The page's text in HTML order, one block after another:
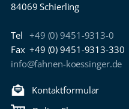
84069 Schierling
Tel +49 (0) 9451-9313-0
Fax +49 (0) 9451-9313-330
info@fahnen-koessinger.de
Kontaktformular